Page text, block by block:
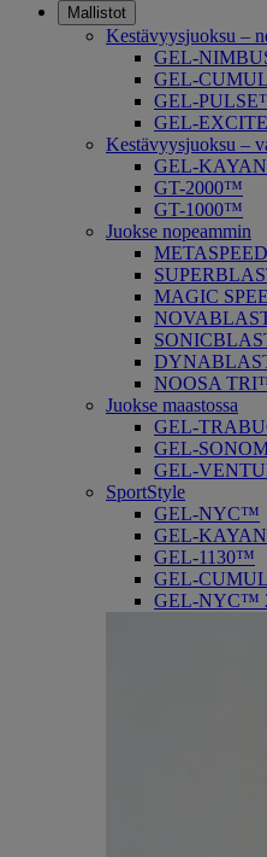
Mallistot
Kestävyysjuoksu –
GEL-
GEL-
GEL-
GEL-
Kestävyysjuoksu –
GEL-
GT-2000™
GT-1000™
Juokse nopeammin
MAGIC
NOOSA
Juokse maastossa
GEL-
GEL-
GEL-
SportStyle
GEL-NYC™
GEL-
GEL-1130™
GEL-
GEL-NYC™